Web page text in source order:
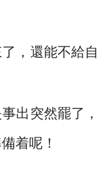
，還能不給自
出突然罷了，
着呢！